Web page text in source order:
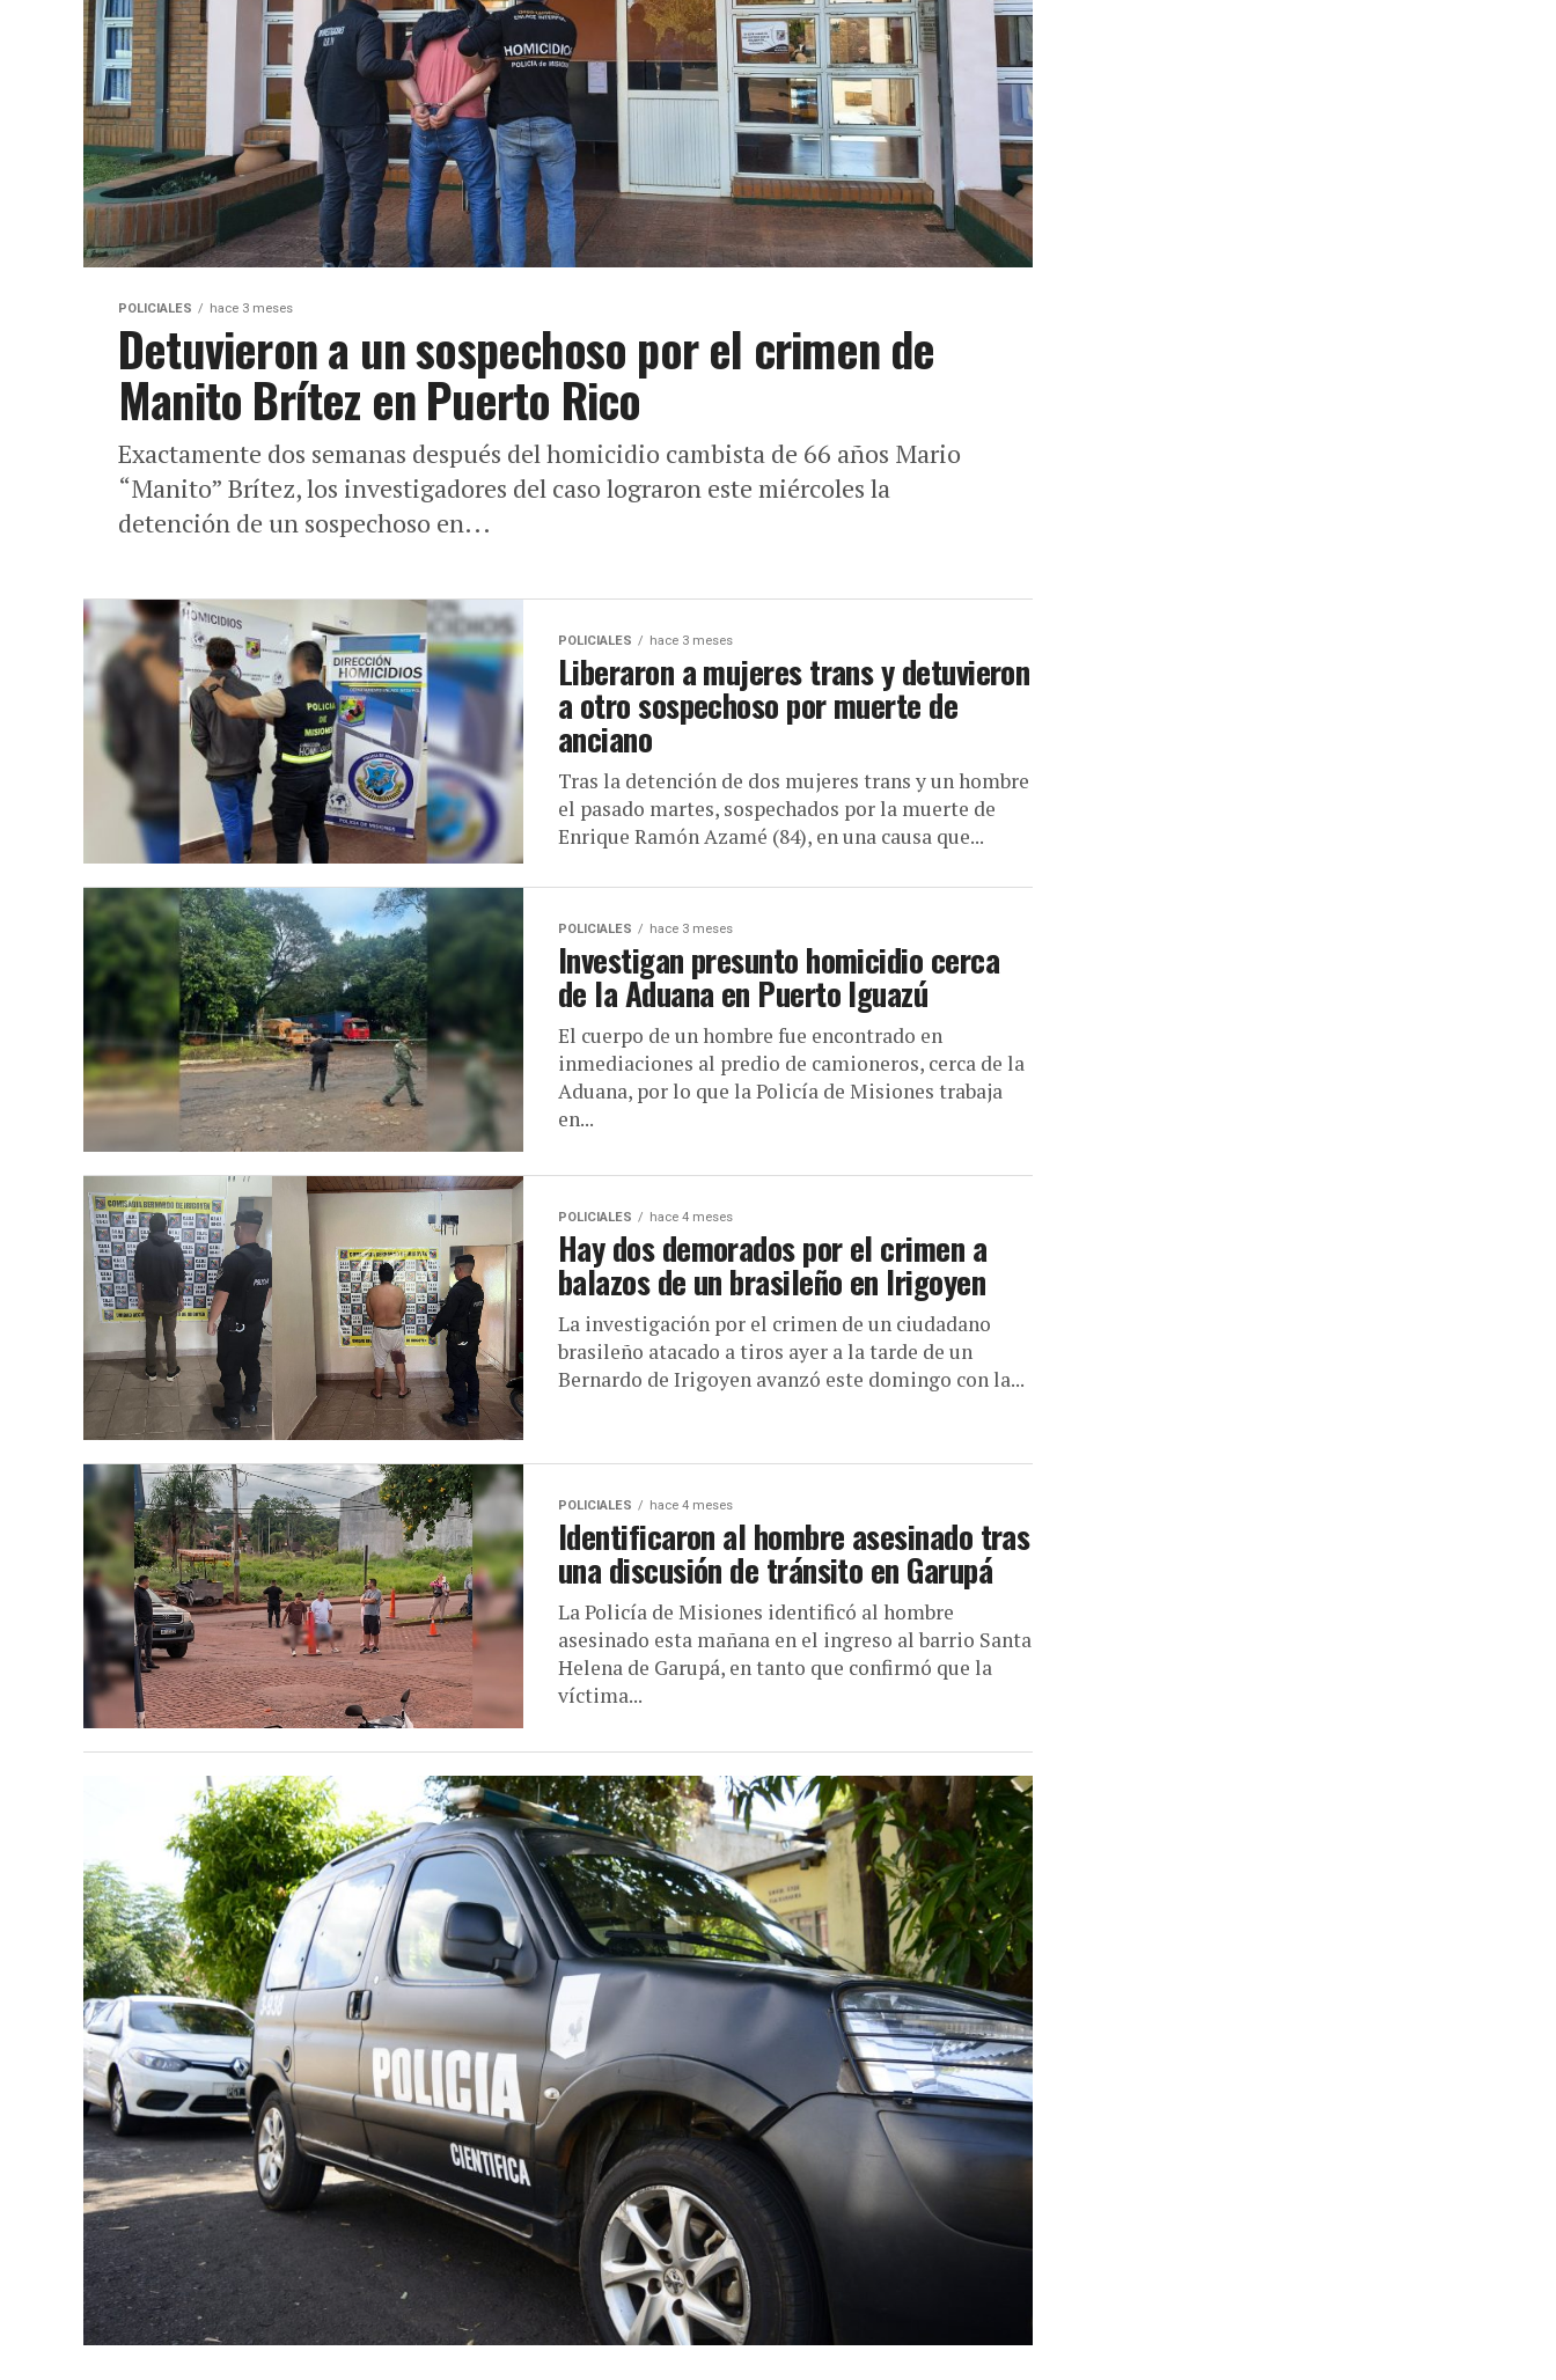
POLICIALES hace 3 meses
Detuvieron a un sospechoso por el crimen de
Manito Brítez en Puerto Rico
Exactamente dos semanas después del homicidio cambista de 66 años Mario
“Manito” Brítez, los investigadores del caso lograron este miércoles la
detención de un sospechoso en...
POLICIALES hace 3 meses
Liberaron a mujeres trans y detuvieron
a otro sospechoso por muerte de
anciano
Tras la detención de dos mujeres trans y un hombre
el pasado martes, sospechados por la muerte de
Enrique Ramón Azamé (84), en una causa que...
POLICIALES hace 3 meses
Investigan presunto homicidio cerca
de la Aduana en Puerto Iguazú
El cuerpo de un hombre fue encontrado en
inmediaciones al predio de camioneros, cerca de la
Aduana, por lo que la Policía de Misiones trabaja
en...
POLICIALES hace 4 meses
Hay dos demorados por el crimen a
balazos de un brasileño en Irigoyen
La investigación por el crimen de un ciudadano
brasileño atacado a tiros ayer a la tarde de un
Bernardo de Irigoyen avanzó este domingo con la...
POLICIALES hace 4 meses
Identificaron al hombre asesinado tras
una discusión de tránsito en Garupá
La Policía de Misiones identificó al hombre
asesinado esta mañana en el ingreso al barrio Santa
Helena de Garupá, en tanto que confirmó que la
víctima...